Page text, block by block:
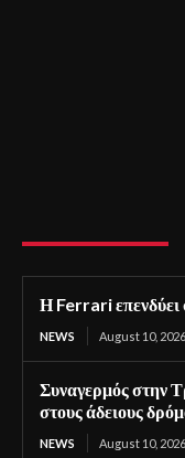
Η Ferrari επενδύει
NEWS August 10, 2026
Συναγερμός στην
στους άδειους
NEWS August 10, 2026